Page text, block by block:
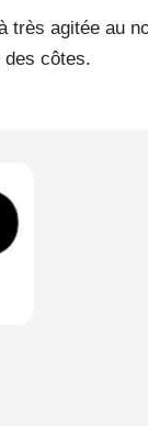
très agitée au
des côtes.